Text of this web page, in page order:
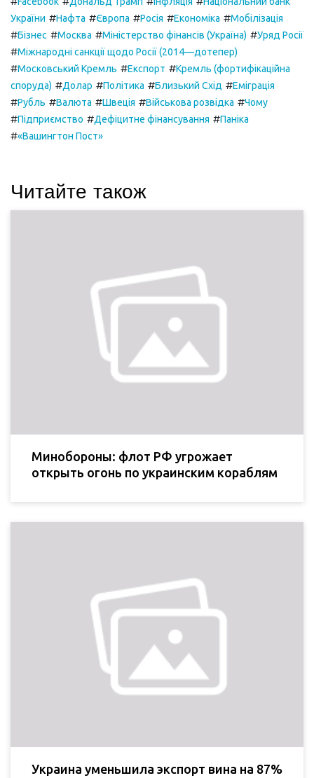
України #Нафта #Європа #Росія #Економіка #Мобілізація
#Бізнес #Москва #Міністерство фінансів (Україна) #Уряд Росії
#Міжнародні санкції щодо Росії (2014—дотепер)
#Московський Кремль #Експорт #Кремль (фортифікаційна
споруда) #Долар #Політика #Близький Схід #Еміграція
#Рубль #Валюта #Швеція #Військова розвідка #Чому
#Підприємство #Дефіцитне фінансування #Паніка
#«Вашингтон Пост»
Читайте також
Минобороны: флот РФ угрожает
открыть огонь по украинским кораблям
Украина уменьшила экспорт вина на 87%